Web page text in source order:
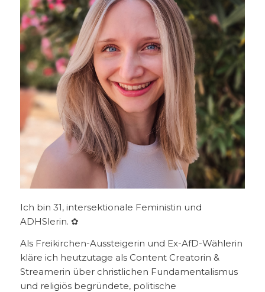
Ich bin 31, intersektionale Feministin und
ADHSlerin. ✿
Als Freikirchen-Aussteigerin und Ex-AfD-Wählerin
kläre ich heutzutage als Content Creatorin &
Streamerin über christlichen Fundamentalismus
und religiös begründete, politische